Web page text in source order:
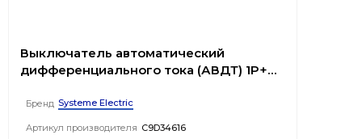
Выключатель автоматический
дифференциального тока (АВДТ) 1P+N
Бренд Systeme Electric
Артикул производителя C9D34616